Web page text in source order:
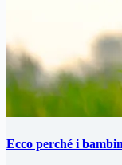
Ecco perché i